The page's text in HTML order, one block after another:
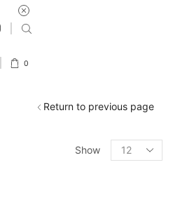
0
Return to previous page
Show
Products
per